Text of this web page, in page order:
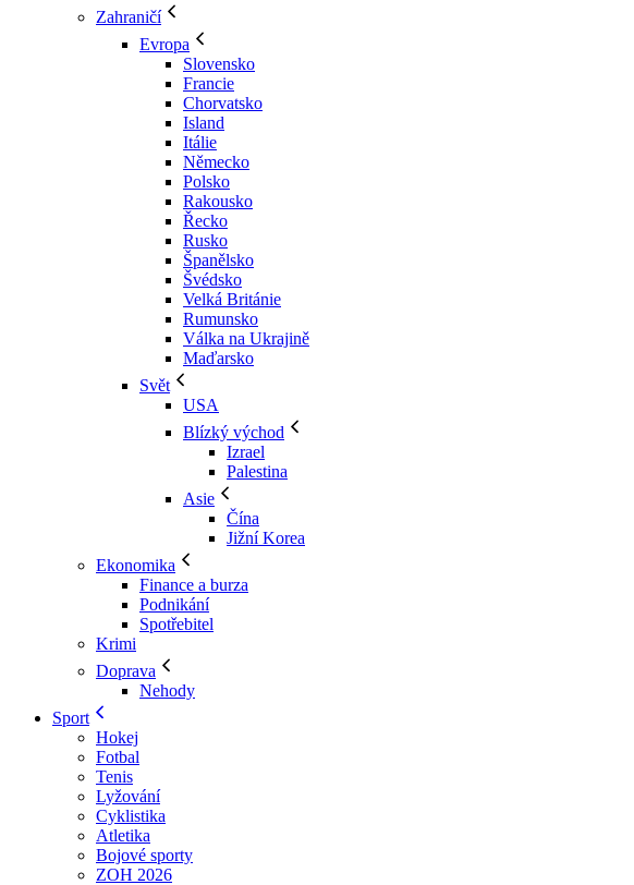
Zahraničí
Evropa
Slovensko
Francie
Chorvatsko
Island
Itálie
Německo
Polsko
Rakousko
Řecko
Rusko
Španělsko
Švédsko
Velká Británie
Rumunsko
Válka na Ukrajině
Maďarsko
Svět
USA
Blízký východ
Izrael
Palestina
Asie
Čína
Jižní Korea
Ekonomika
Finance a burza
Podnikání
Spotřebitel
Krimi
Doprava
Nehody
Sport
Hokej
Fotbal
Tenis
Lyžování
Cyklistika
Atletika
Bojové sporty
ZOH 2026